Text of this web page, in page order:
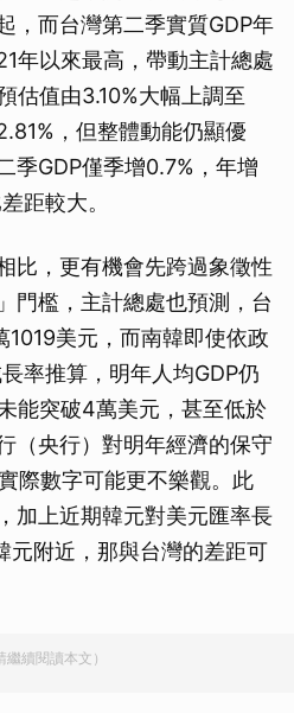
，而台灣第二季實質GDP年
年以來最高，帶動主計總處
估值由3.10%大幅上調至
，但整體動能仍顯優
季GDP僅季增0.7%，年增
距較大。
比，更有機會先跨過象徵性
門檻，主計總處也預測，台
美元，而南韓即使依政
率推算，明年人均GDP仍
能突破4萬美元，甚至低於
（央行）對明年經濟的保守
際數字可能更不樂觀。此
加上近期韓元對美元匯率長
元附近，那與台灣的差距可
繼續閱讀本文）